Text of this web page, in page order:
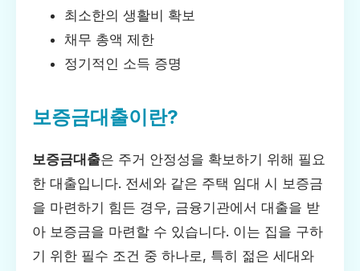
최소한의 생활비 확보
채무 총액 제한
정기적인 소득 증명
보증금대출이란?
보증금대출은 주거 안정성을 확보하기 위해 필요
한 대출입니다. 전세와 같은 주택 임대 시 보증금
을 마련하기 힘든 경우, 금융기관에서 대출을 받
아 보증금을 마련할 수 있습니다. 이는 집을 구하
기 위한 필수 조건 중 하나로, 특히 젊은 세대와